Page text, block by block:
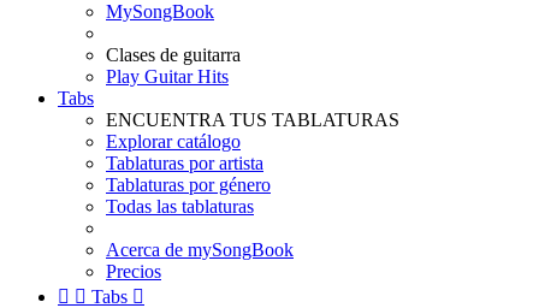
MySongBook
Clases de guitarra
Play Guitar Hits
Tabs
ENCUENTRA TUS TABLATURAS
Explorar catálogo
Tablaturas por artista
Tablaturas por género
Todas las tablaturas
Acerca de mySongBook
Precios
  Tabs 